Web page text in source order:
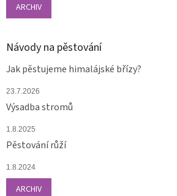
ARCHIV
Návody na pěstování
Jak pěstujeme himalájské břízy?
23.7.2026
Výsadba stromů
1.8.2025
Pěstování růží
1.8.2024
ARCHIV